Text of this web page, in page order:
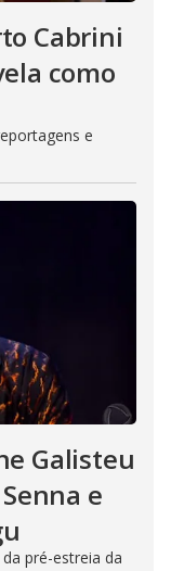
Cabrini
como
e
Galisteu
e
pré-estreia da